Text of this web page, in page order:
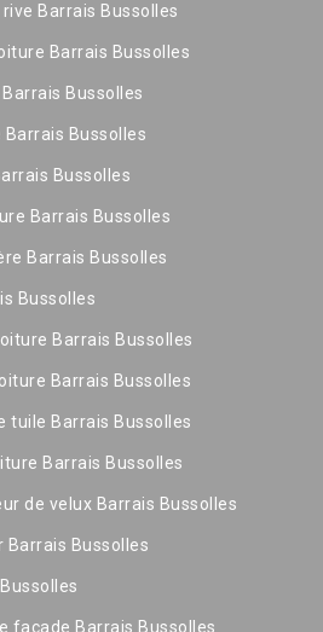
Barrais Bussolles
Barrais Bussolles
Bussolles
Bussolles
Bussolles
Barrais Bussolles
Barrais Bussolles
Bussolles
Barrais Bussolles
Barrais Bussolles
tuile Barrais Bussolles
Barrais Bussolles
de velux Barrais Bussolles
Barrais Bussolles
façade Barrais Bussolles